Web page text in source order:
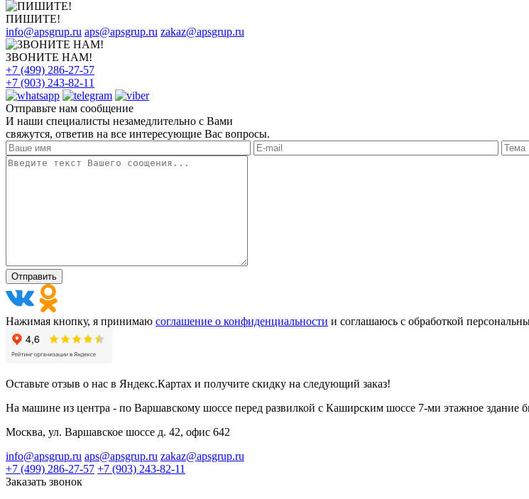
ПИШИТЕ!
info@apsgrup.ru aps@apsgrup.ru zakaz@apsgrup.ru
ЗВОНИТЕ НАМ!
+7 (499) 286-27-57
+7 (903) 243-82-11
Отправьте нам сообщение
И наши специалисты незамедлительно с Вами
свяжутся, ответив на все интересующие Вас вопросы.
Нажимая кнопку, я принимаю соглашение о конфиденциальности и соглашаюсь с обработкой
Оставьте отзыв о нас в Яндекс.Картах и получите скидку на следующий заказ!
На машине из центра - по Варшавскому шоссе перед развилкой с Каширским шоссе 7-ми этажное здание
Москва, ул. Варшавское шоссе д. 42, офис 642
info@apsgrup.ru aps@apsgrup.ru zakaz@apsgrup.ru
+7 (499) 286-27-57 +7 (903) 243-82-11
Заказать звонок